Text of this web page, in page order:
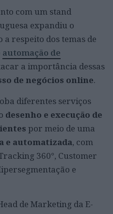
com um stand
expandiu o
respeito dos temas de
automação de
a importância dessas
de negócios online.
diferentes serviços
desenho e execução de
por meio de uma
e automatizada, com
360°, Customer
e
de Marketing da E-